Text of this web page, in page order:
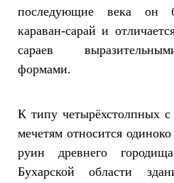
последующие века он
караван-сарай и
сараев
формами.
К типу четырёхстолпных
мечетям относится
руин древнего
Бухарской области